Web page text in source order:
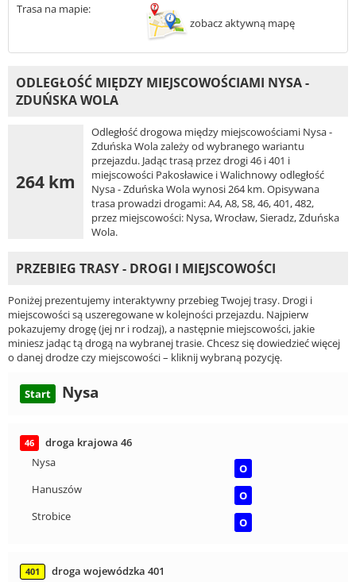
Trasa na mapie:
zobacz aktywną mapę
ODLEGŁOŚĆ MIĘDZY MIEJSCOWOŚCIAMI NYSA -
ZDUŃSKA WOLA
264 km
Odległość drogowa między miejscowościami Nysa -
Zduńska Wola zależy od wybranego wariantu
przejazdu. Jadąc trasą przez drogi 46 i 401 i
miejscowości Pakosławice i Walichnowy odległość
Nysa - Zduńska Wola wynosi 264 km. Opisywana
trasa prowadzi drogami: A4, A8, S8, 46, 401, 482,
przez miejscowości: Nysa, Wrocław, Sieradz, Zduńska
Wola.
PRZEBIEG TRASY - DROGI I MIEJSCOWOŚCI
Poniżej prezentujemy interaktywny przebieg Twojej trasy. Drogi i
miejscowości są uszeregowane w kolejności przejazdu. Najpierw
pokazujemy drogę (jej nr i rodzaj), a następnie miejscowości, jakie
miniesz jadąc tą drogą na wybranej trasie. Chcesz się dowiedzieć więcej
o danej drodze czy miejscowości – kliknij wybraną pozycję.
Start Nysa
46
droga krajowa 46
Nysa
O
Hanuszów
O
Strobice
O
401
droga wojewódzka 401